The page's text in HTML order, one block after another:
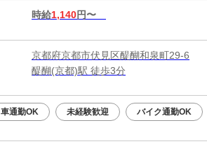
時給1,140円〜
京都府京都市伏見区醍醐和泉町29-6
醍醐(京都)駅 徒歩3分
車通勤OK 未経験歓迎 バイク通勤OK